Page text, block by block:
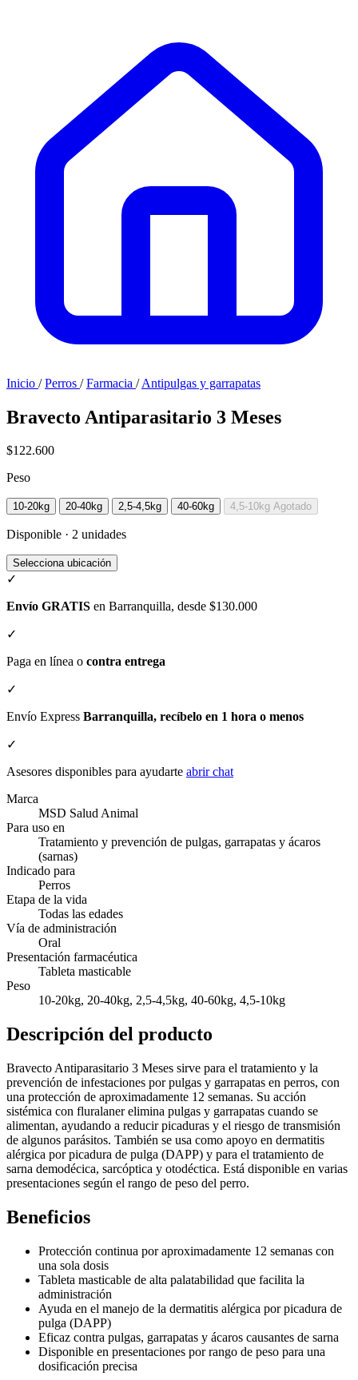
Inicio / Perros / Farmacia / Antipulgas y garrapatas
Bravecto Antiparasitario 3 Meses
$122.600
Peso
10-20kg 20-40kg 2,5-4,5kg 40-60kg 4,5-10kg Agotado
Disponible · 2 unidades
Selecciona ubicación
✓
Envío GRATIS en Barranquilla, desde $130.000
✓
Paga en línea o contra entrega
✓
Envío Express Barranquilla, recíbelo en 1 hora o menos
✓
Asesores disponibles para ayudarte abrir chat
Marca
MSD Salud Animal
Para uso en
Tratamiento y prevención de pulgas, garrapatas y ácaros
(sarnas)
Indicado para
Perros
Etapa de la vida
Todas las edades
Vía de administración
Oral
Presentación farmacéutica
Tableta masticable
Peso
10-20kg, 20-40kg, 2,5-4,5kg, 40-60kg, 4,5-10kg
Descripción del producto
Bravecto Antiparasitario 3 Meses sirve para el tratamiento y la
prevención de infestaciones por pulgas y garrapatas en perros, con
una protección de aproximadamente 12 semanas. Su acción
sistémica con fluralaner elimina pulgas y garrapatas cuando se
alimentan, ayudando a reducir picaduras y el riesgo de transmisión
de algunos parásitos. También se usa como apoyo en dermatitis
alérgica por picadura de pulga (DAPP) y para el tratamiento de
sarna demodécica, sarcóptica y otodéctica. Está disponible en varias
presentaciones según el rango de peso del perro.
Beneficios
Protección continua por aproximadamente 12 semanas con
una sola dosis
Tableta masticable de alta palatabilidad que facilita la
administración
Ayuda en el manejo de la dermatitis alérgica por picadura de
pulga (DAPP)
Eficaz contra pulgas, garrapatas y ácaros causantes de sarna
Disponible en presentaciones por rango de peso para una
dosificación precisa